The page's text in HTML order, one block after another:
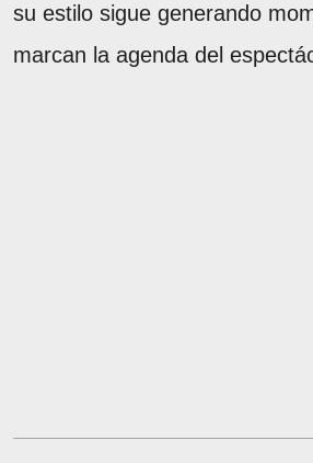
su estilo sigue generando
marcan la agenda del